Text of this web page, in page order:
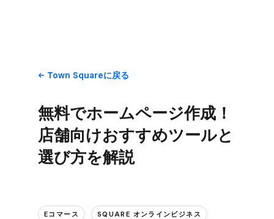
Town Squareに​戻る
無料で​ホームページ作成！​
店舗向けおすすめツールと​
選び方を​解説
Eコマース SQUARE オンラインビジネス